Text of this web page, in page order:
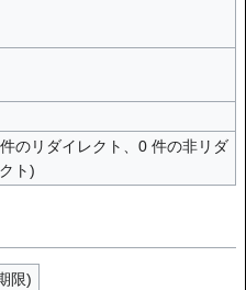
のリダイレクト、0 件の非リダ
ト)
限)